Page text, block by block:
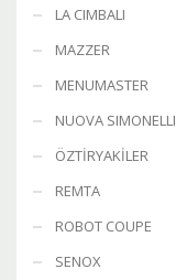
LA CIMBALI
MAZZER
MENUMASTER
NUOVA SIMONELLI
ÖZTİRYAKİLER
REMTA
ROBOT COUPE
SENOX